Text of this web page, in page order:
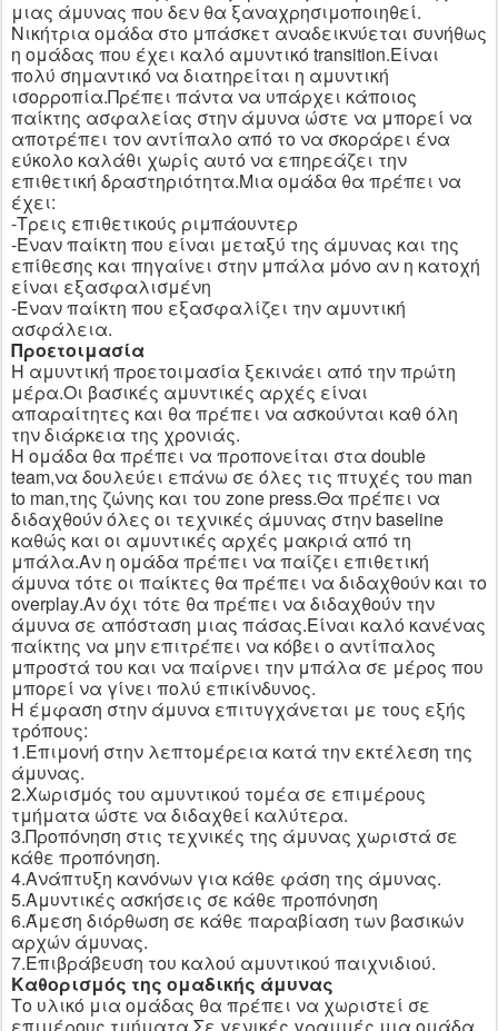
μιας άμυνας που δεν θα ξαναχρησιμοποιηθεί.
Νικήτρια ομάδα στο μπάσκετ αναδεικνύεται συνήθως
η ομάδας που έχει καλό αμυντικόtransition.Είναι
πολύ σημαντικό να διατηρείται η αμυντική
ισορροπία.Πρέπει πάντα να υπάρχει κάποιος
παίκτης ασφαλείας στην άμυνα ώστε να μπορεί να
αποτρέπει τον αντίπαλο από το να σκοράρει ένα
εύκολο καλάθι χωρίς αυτό να επηρεάζει την
επιθετική δραστηριότητα.Μια ομάδα θα πρέπει να
έχει:
-Τρεις επιθετικούς ριμπάουντερ
-Έναν παίκτη που είναι μεταξύ της άμυνας και της
επίθεσης και πηγαίνει στην μπάλα μόνο αν η κατοχή
είναι εξασφαλισμένη
-Έναν παίκτη που εξασφαλίζει την αμυντική
ασφάλεια.
Προετοιμασία
Η αμυντική προετοιμασία ξεκινάει από την πρώτη
μέρα.Οι βασικές αμυντικές αρχές είναι
απαραίτητες και θα πρέπει να ασκούνται καθ όλη
την διάρκεια της χρονιάς.
Η ομάδα θα πρέπει να προπονείται στα double
team,να δουλεύει επάνω σε όλες τις πτυχές του man
to man,της ζώνης και του zonepress.Θα πρέπει να
διδαχθούν όλες οι τεχνικές άμυνας στηνbaseline
καθώς και οι αμυντικές αρχές μακριά από τη
μπάλα.Αν η ομάδα πρέπει να παίζει επιθετική
άμυνα τότε οι παίκτες θα πρέπει να διδαχθούν και το
overplay.Αν όχι τότε θα πρέπει να διδαχθούν την
άμυνα σε απόσταση μιας πάσας.Είναι καλό κανένας
παίκτης να μην επιτρέπει να κόβει ο αντίπαλος
μπροστά του και να παίρνει την μπάλα σε μέρος που
μπορεί να γίνει πολύ επικίνδυνος.
Η έμφαση στην άμυνα επιτυγχάνεται με τους εξής
τρόπους:
1.Επιμονή στην λεπτομέρεια κατά την εκτέλεση της
άμυνας.
2.Χωρισμός του αμυντικού τομέα σε επιμέρους
τμήματα ώστε να διδαχθεί καλύτερα.
3.Προπόνηση στις τεχνικές της άμυνας χωριστά σε
κάθε προπόνηση.
4.Ανάπτυξη κανόνων για κάθε φάση της άμυνας.
5.Αμυντικές ασκήσεις σε κάθε προπόνηση
6.Άμεση διόρθωση σε κάθε παραβίαση των βασικών
αρχών άμυνας.
7.Επιβράβευση του καλού αμυντικού παιχνιδιού.
Καθορισμός της ομαδικής άμυνας
Το υλικό μια ομάδας θα πρέπει να χωριστεί σε